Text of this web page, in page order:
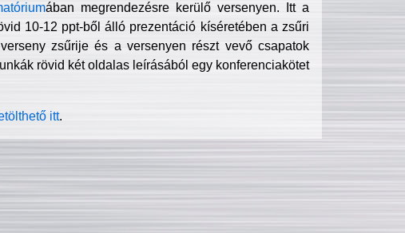
ában megrendezésre kerülő versenyen. Itt a
10-12 ppt-ből álló prezentáció kíséretében a zsűri
zsűrije és a versenyen részt vevő csapatok
rövid két oldalas leírásából egy konferenciakötet
itt.